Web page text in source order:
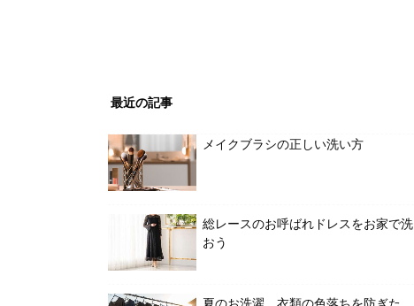
最近の記事
メイクブラシの正しい洗い方
総レースのお呼ばれドレスをお家で洗
おう